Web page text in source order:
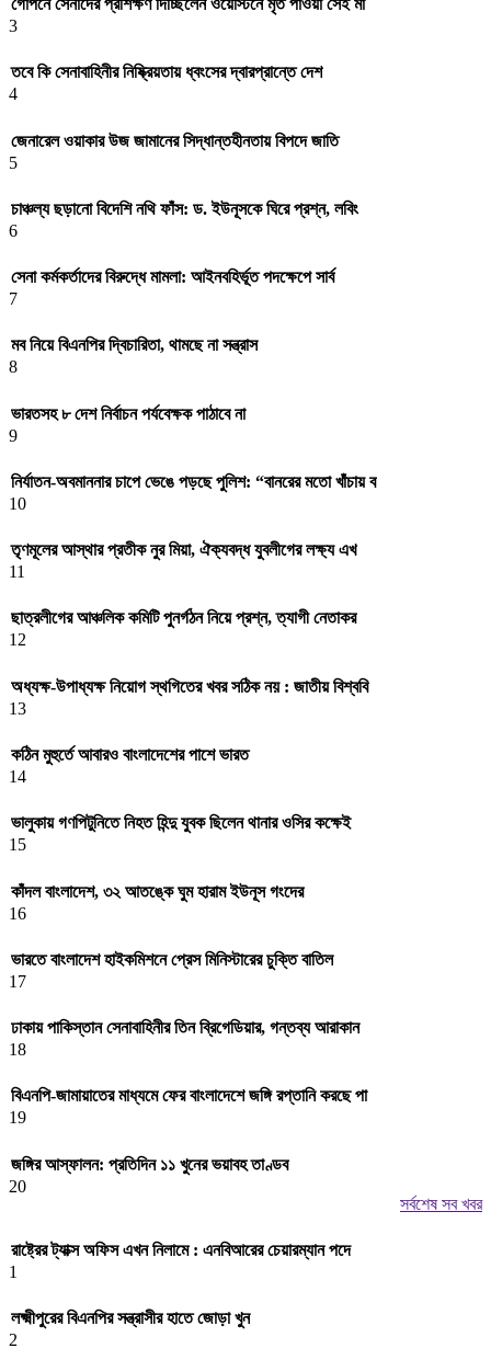
গোপনে সেনাদের প্রশিক্ষণ দিচ্ছিলেন ওয়েস্টিনে মৃত পাওয়া সেই মা
3
তবে কি সেনাবাহিনীর নিষ্ক্রিয়তায় ধ্বংসের দ্বারপ্রান্তে দেশ
4
জেনারেল ওয়াকার উজ জামানের সিদ্ধান্তহীনতায় বিপদে জাতি
5
চাঞ্চল্য ছড়ানো বিদেশি নথি ফাঁস: ড. ইউনূসকে ঘিরে প্রশ্ন, লবিং
6
সেনা কর্মকর্তাদের বিরুদ্ধে মামলা: আইনবহির্ভূত পদক্ষেপে সার্ব
7
মব নিয়ে বিএনপির দ্বিচারিতা, থামছে না সন্ত্রাস
8
ভারতসহ ৮ দেশ নির্বাচন পর্যবেক্ষক পাঠাবে না
9
নির্যাতন-অবমাননার চাপে ভেঙে পড়ছে পুলিশ: “বানরের মতো খাঁচায় ব
10
তৃণমূলের আস্থার প্রতীক নুর মিয়া, ঐক্যবদ্ধ যুবলীগের লক্ষ্য এখ
11
ছাত্রলীগের আঞ্চলিক কমিটি পুনর্গঠন নিয়ে প্রশ্ন, ত্যাগী নেতাকর
12
অধ্যক্ষ-উপাধ্যক্ষ নিয়োগ স্থগিতের খবর সঠিক নয় : জাতীয় বিশ্ববি
13
কঠিন মুহুর্তে আবারও বাংলাদেশের পাশে ভারত
14
ভালুকায় গণপিটুনিতে নিহত হিন্দু যুবক ছিলেন থানার ওসির কক্ষেই
15
কাঁদল বাংলাদেশ, ৩২ আতঙ্কে ঘুম হারাম ইউনূস গংদের
16
ভারতে বাংলাদেশ হাইকমিশনে প্রেস মিনিস্টারের চুক্তি বাতিল
17
ঢাকায় পাকিস্তান সেনাবাহিনীর তিন ব্রিগেডিয়ার, গন্তব্য আরাকান
18
বিএনপি-জামায়াতের মাধ্যমে ফের বাংলাদেশে জঙ্গি রপ্তানি করছে পা
19
জঙ্গির আস্ফালন: প্রতিদিন ১১ খুনের ভয়াবহ তাণ্ডব
20
সর্বশেষ সব খবর
রাষ্ট্রের ট্যাক্স অফিস এখন নিলামে : এনবিআরের চেয়ারম্যান পদে
1
লক্ষ্মীপুরের বিএনপির সন্ত্রাসীর হাতে জোড়া খুন
2